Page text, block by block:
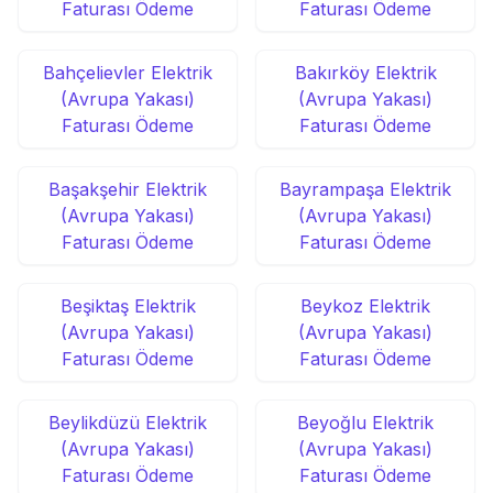
Faturası Ödeme
Faturası Ödeme
Bahçelievler Elektrik
(Avrupa Yakası)
Faturası Ödeme
Bakırköy Elektrik
(Avrupa Yakası)
Faturası Ödeme
Başakşehir Elektrik
(Avrupa Yakası)
Faturası Ödeme
Bayrampaşa Elektrik
(Avrupa Yakası)
Faturası Ödeme
Beşiktaş Elektrik
(Avrupa Yakası)
Faturası Ödeme
Beykoz Elektrik
(Avrupa Yakası)
Faturası Ödeme
Beylikdüzü Elektrik
(Avrupa Yakası)
Faturası Ödeme
Beyoğlu Elektrik
(Avrupa Yakası)
Faturası Ödeme